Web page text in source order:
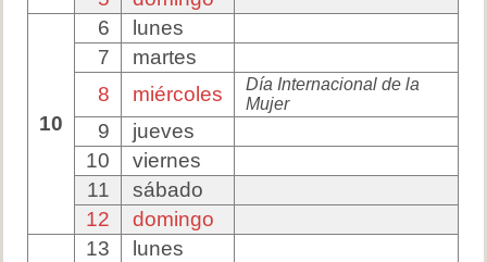
10
6
lunes
7
martes
8
miércoles
Día Internacional de la
Mujer
9
jueves
10
viernes
11
sábado
12
domingo
13
lunes